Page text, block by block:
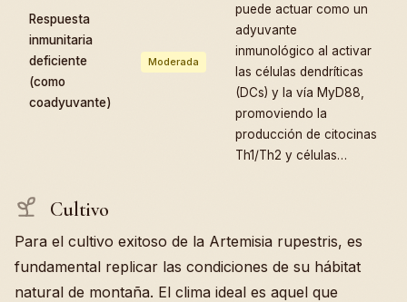
Respuesta
inmunitaria
deficiente
(como
coadyuvante)
Moderada
puede actuar como un
adyuvante
inmunológico al activar
las células dendríticas
(DCs) y la vía MyD88,
promoviendo la
producción de citocinas
Th1/Th2 y células…
Cultivo
Para el cultivo exitoso de la Artemisia rupestris, es
fundamental replicar las condiciones de su hábitat
natural de montaña. El clima ideal es aquel que